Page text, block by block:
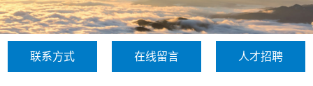
联系方式 在线留言 人才招聘